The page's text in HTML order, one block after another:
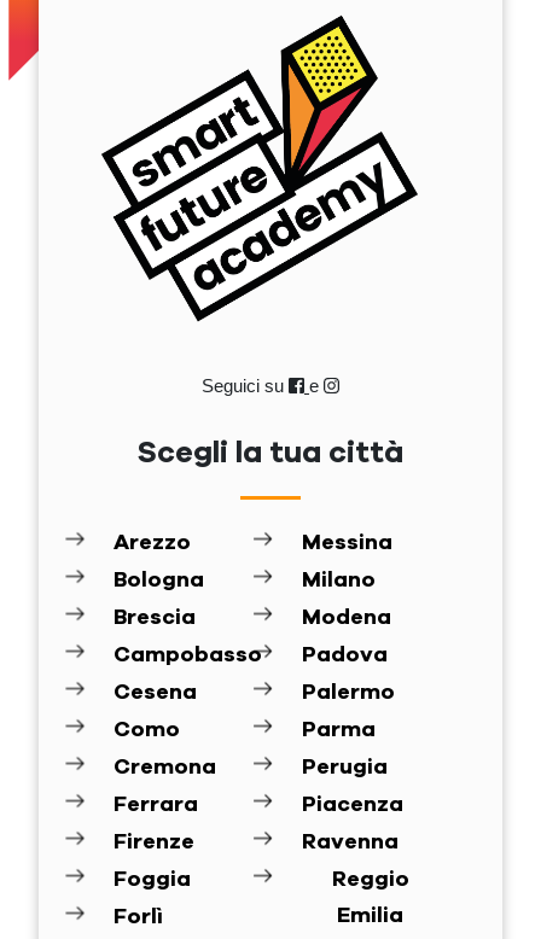
Seguici su e
Scegli la tua città
Arezzo
Bologna
Brescia
Campobasso
Cesena
Como
Cremona
Ferrara
Firenze
Foggia
Forlì
Messina
Milano
Modena
Padova
Palermo
Parma
Perugia
Piacenza
Ravenna
Reggio
Emilia